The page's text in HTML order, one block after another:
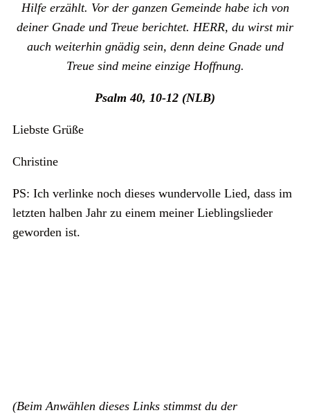
Hilfe erzählt. Vor der ganzen Gemeinde habe ich von
deiner Gnade und Treue berichtet. HERR, du wirst mir
auch weiterhin gnädig sein, denn deine Gnade und
Treue sind meine einzige Hoffnung.
Psalm 40, 10-12 (NLB)
Liebste Grüße
Christine
PS: Ich verlinke noch dieses wundervolle Lied, dass im
letzten halben Jahr zu einem meiner Lieblingslieder
geworden ist.
(Beim Anwählen dieses Links stimmst du der